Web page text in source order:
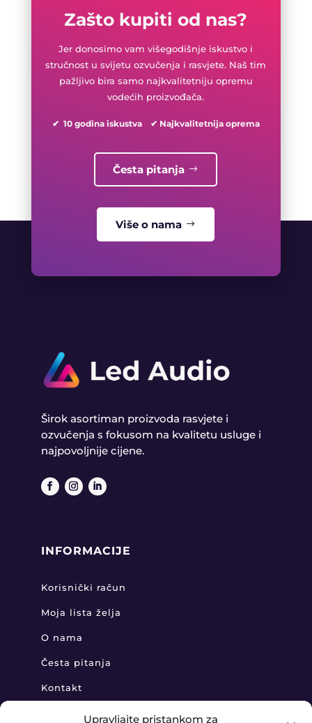
Upravljajte pristankom za
Zašto kupiti od nas?
Jer donosimo vam višegodišnje iskustvo i
stručnost u svijetu ozvučenja i rasvjete. Naš tim
pažljivo bira samo najkvalitetniju opremu
vodećih proizvođača.
✔ 10 godina iskustva ✔ Najkvalitetnija oprema
Česta pitanja
Više o nama
Širok asortiman proizvoda rasvjete i
ozvučenja s fokusom na kvalitetu usluge i
najpovoljnije cijene.
INFORMACIJE
Korisnički račun
Moja lista želja
O nama
Česta pitanja
Kontakt